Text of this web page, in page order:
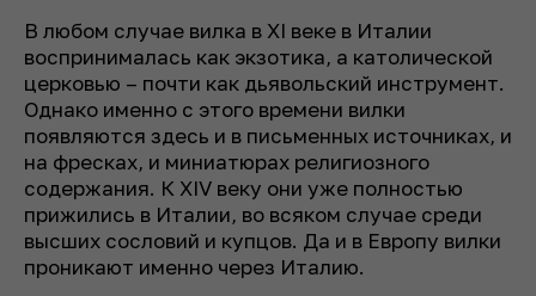
В любом случае вилка в XI веке в Италии
воспринималась как экзотика, а католической
церковью – почти как дьявольский инструмент.
Однако именно с этого времени вилки
появляются здесь и в письменных источниках, и
на фресках, и миниатюрах религиозного
содержания. К XIV веку они уже полностью
прижились в Италии, во всяком случае среди
высших сословий и купцов. Да и в Европу вилки
проникают именно через Италию.